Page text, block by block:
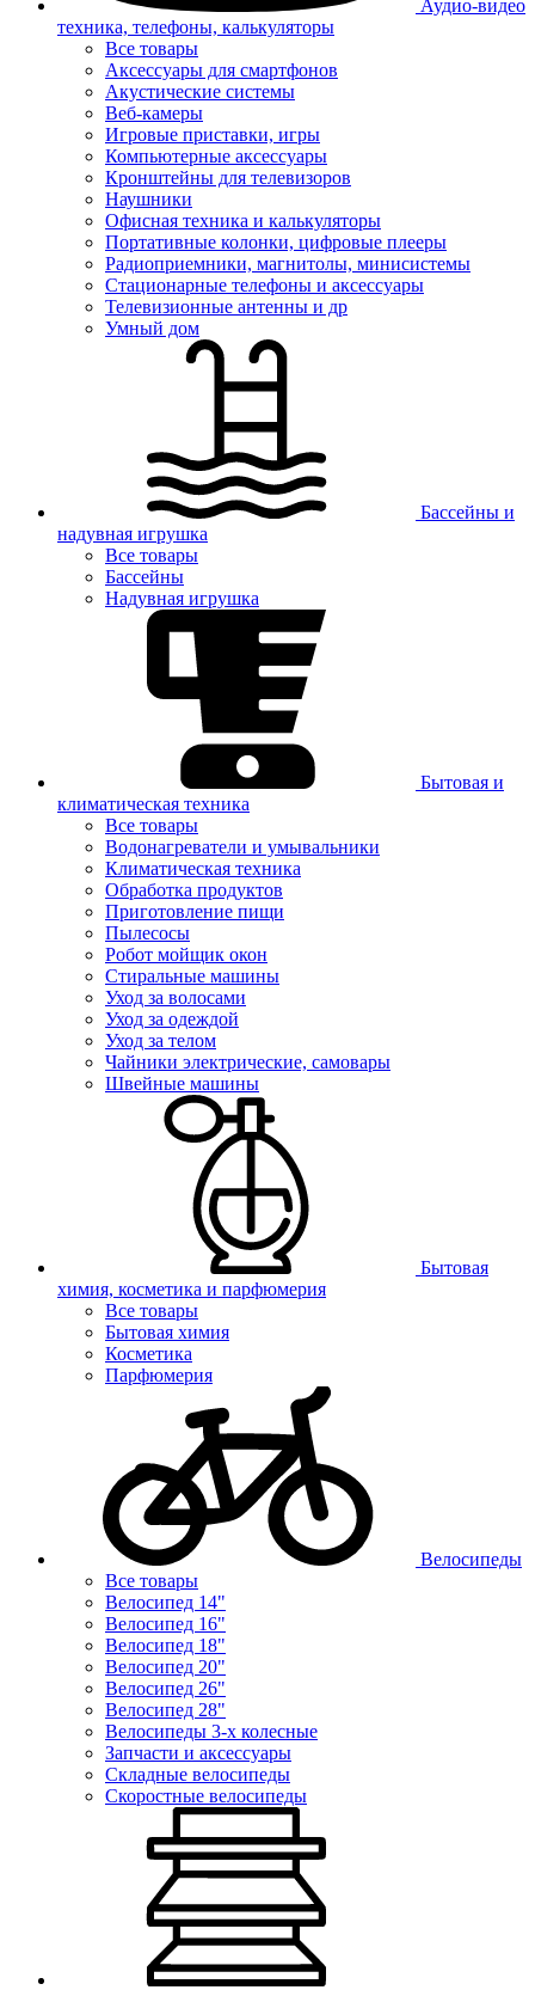
Аудио-видео
техника, телефоны, калькуляторы
Все товары
Аксессуары для смартфонов
Акустические системы
Веб-камеры
Игровые приставки, игры
Компьютерные аксессуары
Кронштейны для телевизоров
Наушники
Офисная техника и калькуляторы
Портативные колонки, цифровые плееры
Радиоприемники, магнитолы, минисистемы
Стационарные телефоны и аксессуары
Телевизионные антенны и др
Умный дом
Бассейны и
надувная игрушка
Все товары
Бассейны
Надувная игрушка
Бытовая и
климатическая техника
Все товары
Водонагреватели и умывальники
Климатическая техника
Обработка продуктов
Приготовление пищи
Пылесосы
Робот мойщик окон
Стиральные машины
Уход за волосами
Уход за одеждой
Уход за телом
Чайники электрические, самовары
Швейные машины
Бытовая
химия, косметика и парфюмерия
Все товары
Бытовая химия
Косметика
Парфюмерия
Велосипеды
Все товары
Велосипед 14"
Велосипед 16"
Велосипед 18"
Велосипед 20"
Велосипед 26"
Велосипед 28"
Велосипеды 3-х колесные
Запчасти и аксессуары
Складные велосипеды
Скоростные велосипеды